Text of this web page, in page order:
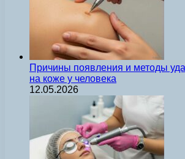
Причины появления и методы
на коже у человека
12.05.2026